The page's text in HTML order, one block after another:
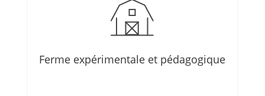
Ferme expérimentale et pédagogique